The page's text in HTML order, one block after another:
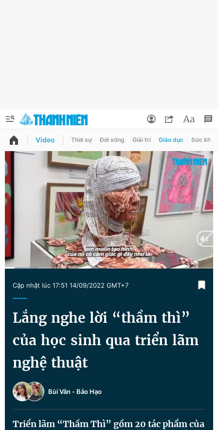
QUẢNG CÁO
Chuyên mục khác
Chào ngày mới Tin 24h
Tin thị trường Tin 360
Video Magazine
Sản phẩm khác
Tiện ích
Thông tin tòa soạn
Thông tin tài khoản
Đổi mật khẩu
Tin đã lưu
Tin đã xem
Đăng xuất
Video Thời sự Đời sống Giải trí Giáo dục Sức khỏe
Time
Cập nhật lúc 17:51 14/09/2022 GMT+7
Lắng nghe lời “thầm thì”
của học sinh qua triển lãm
nghệ thuật
Bùi Vân - Bảo Hạo
Triển lãm “Thầm Thì” gồm 20 tác phẩm của